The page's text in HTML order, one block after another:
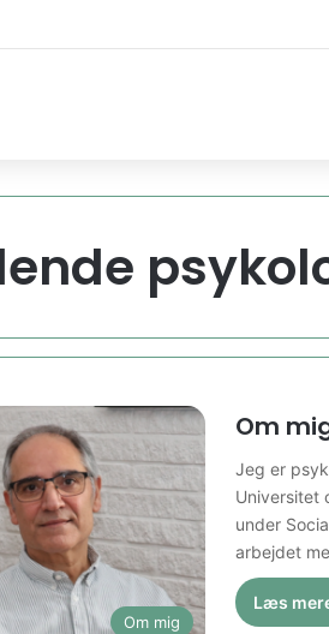
Om mig
Om
Jeg er
Universitet
under
arbejdet
Læs